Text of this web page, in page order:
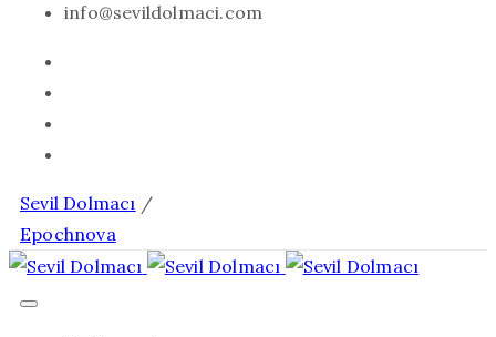
info@sevildolmaci.com
Sevil Dolmacı /
Epochnova